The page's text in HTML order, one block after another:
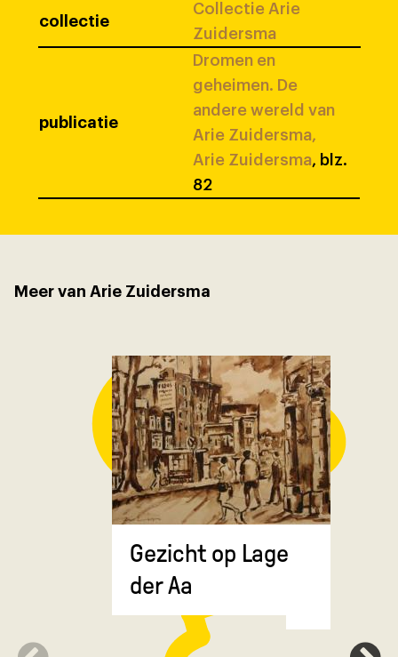
collectie
Collectie Arie
Zuidersma
publicatie
Dromen en
geheimen. De
andere wereld van
Arie Zuidersma,
Arie Zuidersma, blz.
82
Meer van Arie Zuidersma
Gezicht op Lage
der Aa